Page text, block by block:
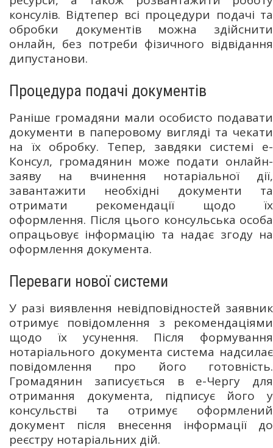
консулів. Відтепер всі процедури подачі та
обробки документів можна здійснити
онлайн, без потреби фізичного відвідання
дипустанови.
Процедура подачі документів
Раніше громадяни мали особисто подавати
документи в паперовому вигляді та чекати
на їх обробку. Тепер, завдяки системі е-
Консул, громадянин може подати онлайн-
заяву на вчинення нотаріальної дії,
завантажити необхідні документи та
отримати рекомендації щодо їх
оформлення. Після цього консульська особа
опрацьовує інформацію та надає згоду на
оформлення документа.
Переваги нової системи
У разі виявлення невідповідностей заявник
отримує повідомлення з рекомендаціями
щодо їх усунення. Після формування
нотаріального документа система надсилає
повідомлення про його готовність.
Громадянин записується в е-Чергу для
отримання документа, підписує його у
консульстві та отримує оформлений
документ після внесення інформації до
реєстру нотаріальних дій.